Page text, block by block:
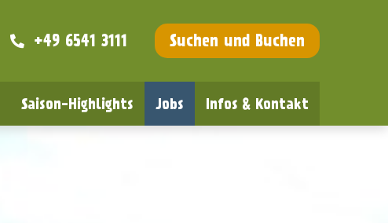
+49 6541 3111 Suchen und Buchen
Saison-Highlights Jobs Infos & Kontakt